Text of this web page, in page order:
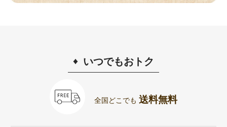
いつでもおトク
全国どこでも 送料無料